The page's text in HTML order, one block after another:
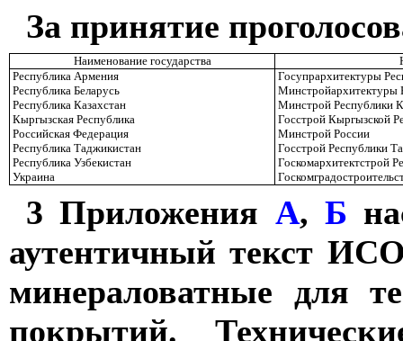
За принятие
Наименование государства
Республика Армения
Госупрархитектуры
Республика Беларусь
Минстройархитектуры
Республика Казахстан
Минстрой Республики
Кыргызская Республика
Госстрой Кыргызской
Российская Федерация
Минстрой России
Республика Таджикистан
Госстрой Республики
Республика Узбекистан
Госкомархитектстрой
Украина
3 Приложения А, Б
аутентичный текст
минераловатные для
покрытий.